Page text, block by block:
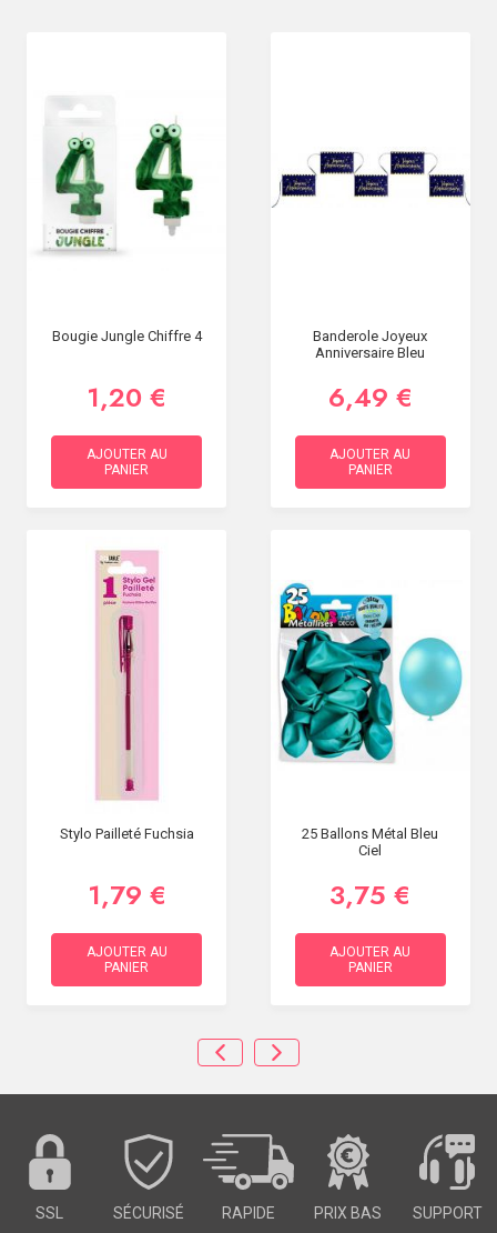
Bougie Jungle Chiffre 4
1,20 €
AJOUTER AU
PANIER
Banderole Joyeux
Anniversaire Bleu
6,49 €
AJOUTER AU
PANIER
Stylo Pailleté Fuchsia
1,79 €
AJOUTER AU
PANIER
25 Ballons Métal Bleu
Ciel
3,75 €
AJOUTER AU
PANIER
SSL SÉCURISÉ RAPIDE PRIX BAS SUPPORT